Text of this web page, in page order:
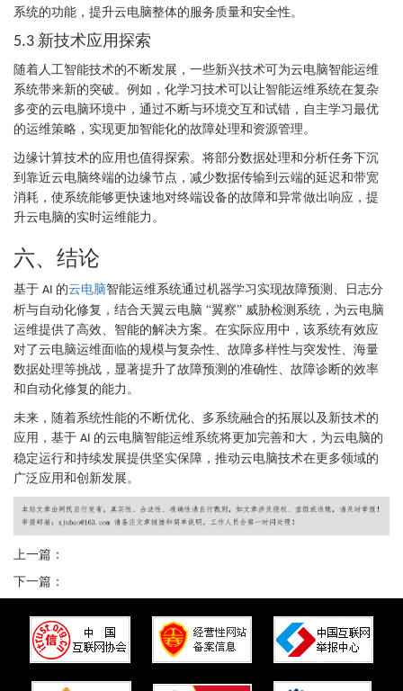
系统的功能，提升云电脑整体的服务质量和安全性。
5.3 新技术应用探索
随着人工智能技术的不断发展，一些新兴技术可为云电脑智能运维
系统带来新的突破。例如，化学习技术可以让智能运维系统在复杂
多变的云电脑环境中，通过不断与环境交互和试错，自主学习最优
的运维策略，实现更加智能化的故障处理和资源管理。
边缘计算技术的应用也值得探索。将部分数据处理和分析任务下沉
到靠近云电脑终端的边缘节点，减少数据传输到云端的延迟和带宽
消耗，使系统能够更快速地对终端设备的故障和异常做出响应，提
升云电脑的实时运维能力。
六、结论
基于 AI 的云电脑智能运维系统通过机器学习实现故障预测、日志分
析与自动化修复，结合天翼云电脑 “翼察” 威胁检测系统，为云电脑
运维提供了高效、智能的解决方案。在实际应用中，该系统有效应
对了云电脑运维面临的规模与复杂性、故障多样性与突发性、海量
数据处理等挑战，显著提升了故障预测的准确性、故障诊断的效率
和自动化修复的能力。
未来，随着系统性能的不断优化、多系统融合的拓展以及新技术的
应用，基于 AI 的云电脑智能运维系统将更加完善和大，为云电脑的
稳定运行和持续发展提供坚实保障，推动云电脑技术在更多领域的
广泛应用和创新发展。
上一篇：
下一篇：